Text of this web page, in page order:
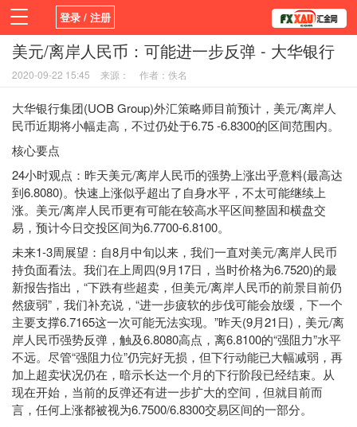
登录 / 注册
首页 新闻 观点 货币
学院
平台
指标EA 书籍
美元/离岸人民币：可能进一步反弹 - 大华银行
2020-09-22 15:45 来源： 作者：佚名
大华银行集团(UOB Group)外汇策略师目前预计，美元/离岸人
民币近期将小幅走高，不过仍处于6.75 -6.8300的区间范围内。
核心要点
24小时观点：昨天美元/离岸人民币的强势上涨出乎意料(最高达
到6.8080)。快速上涨似乎超出了自身水平，不太可能继续上
涨。美元/离岸人民币更有可能在较高水平区间整固和横盘交
易，预计今日交投区间为6.7700-6.8100。
未来1-3周展望：自8月中旬以来，我们一直对美元/离岸人民币
持负面看法。我们在上周四(9月17日，当时价格为6.7520)的最
新报告指出，“下跌有些超卖，但美元/离岸人民币的前景目前仍
然疲弱”，我们补充说，“进一步疲软的步伐可能会放缓，下一个
主要支撑6.7165这一次可能无法实现。”昨天(9月21日)，美元/离
岸人民币强势反弹，触及6.8080高点，离6.8100的“强阻力”水平
不远。尽管“强阻力位”仍完好无损，但下行动能已大幅减弱，再
加上超卖状况仍在，暗示长达一个月的下行阶段已经结束。从
现在开始，当前的反弹还有进一步扩大的空间，但就目前而
言，任何上涨都被视为6.7500/6.8300交易区间的一部分。